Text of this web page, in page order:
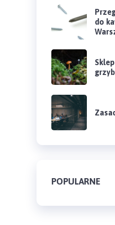
do
POPULARNE